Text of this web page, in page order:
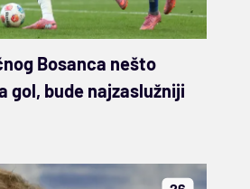
Bosanca nešto
gol, bude najzaslužniji